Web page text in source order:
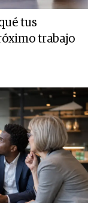
tus
trabajo